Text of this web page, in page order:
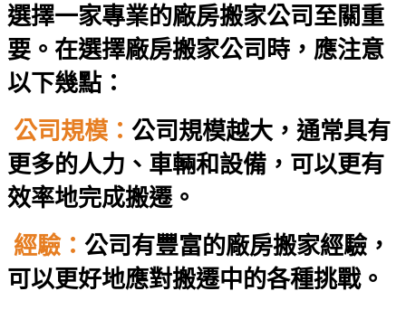
選擇一家專業的廠房搬家公司至關重
要。在選擇廠房搬家公司時，應注意
以下幾點：
公司規模： 公司規模越大，通常具有
更多的人力、車輛和設備，可以更有
效率地完成搬遷。
經驗： 公司有豐富的廠房搬家經驗，
可以更好地應對搬遷中的各種挑戰。